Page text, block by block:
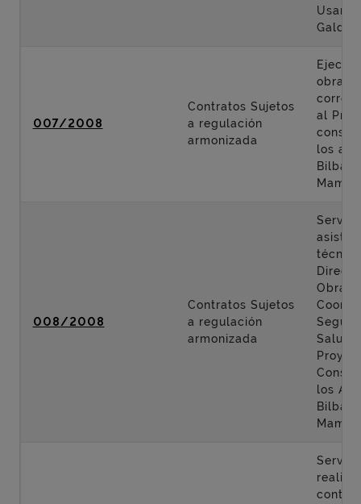
007/2008
Contratos Sujetos
a regulación
armonizada
obras
al
los
Bilbao
Mamés
008/2008
Contratos Sujetos
a regulación
armonizada
Obra y
Salud
los
Bilbao
Mamés